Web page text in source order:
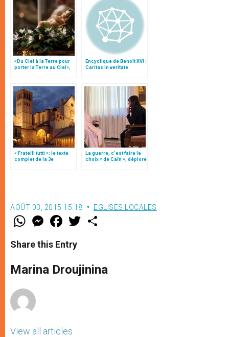
«Du Ciel à la Terre pour
porter la Terre au Ciel»,
Encyclique de Benoît XVI :
Caritas in veritate
« Fratelli tutti »: le texte
complet de la 3e
La guerre, c’est faire le
choix « de Caïn », déplore
AOÛT 03, 2015 15:18 EGLISES LOCALES
W
t
s
p
p
M
e
s
e
g
e
F
a
e
b
o
k
w
r
Share this Entry
Marina Droujinina
View all articles